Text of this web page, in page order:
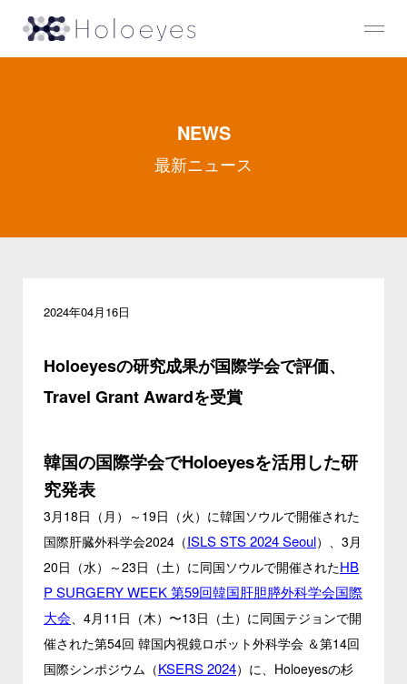
NEWS
最新ニュース
2024年04月16日
Holoeyesの研究成果が国際学会で評価、
Travel Grant Awardを受賞
韓国の国際学会でHoloeyesを活用した研
究発表
3月18日（月）～19日（火）に韓国ソウルで開催された
国際肝臓外科学会2024（ISLS STS 2024 Seoul）、3月
20日（水）～23日（土）に同国ソウルで開催されたHB
P SURGERY WEEK 第59回韓国肝胆膵外科学会国際
大会、4月11日（木）〜13日（土）に同国テジョンで開
催された第54回 韓国内視鏡ロボット外科学会 ＆第14回
国際シンポジウム（KSERS 2024）に、Holoeyesの杉